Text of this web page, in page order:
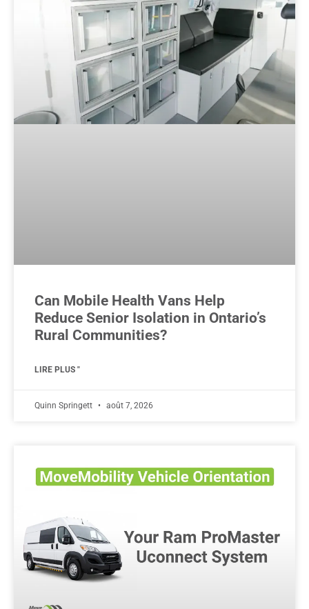
Can Mobile Health Vans Help
Reduce Senior Isolation in Ontario’s
Rural Communities?
LIRE PLUS "
Quinn Springett août 7, 2026